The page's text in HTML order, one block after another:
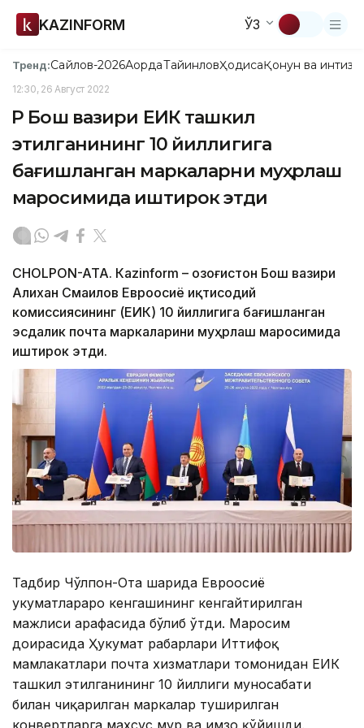
KAZINFORM ЎЗ
Тренд:Сайлов-2026АқордаТайинловҲодисаҚонун ва
12:30, 26 Август 2022
ҚР Бош вазири ЕИК ташкил
этилганининг 10 йиллигига
бағишланган маркаларни муҳрлаш
маросимида иштирок этди
CHOLPON-ATA. Кazinform – Қозоғистон Бош вазири
Алихан Смаилов Евроосиё иқтисодий
комиссиясининг (ЕИК) 10 йиллигига бағишланган
эсдалик почта маркаларини муҳрлаш маросимида
иштирок этди.
Тадбир Чўлпон-Ота шаҳрида Евроосиё
ҳукуматлараро кенгашининг кенгайтирилган
мажлиси арафасида бўлиб ўтди. Маросим
доирасида Ҳукумат раҳбарлари Иттифоқ
мамлакатлари почта хизматлари томонидан ЕИК
ташкил этилганининг 10 йиллиги муносабати
билан чиқарилган маркалар туширилган